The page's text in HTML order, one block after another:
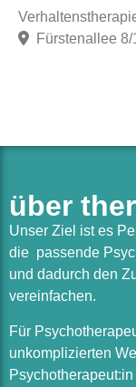
Fürstenallee
über
Unser Ziel ist es
die passende
und dadurch den
vereinfachen.
Für
unkomplizierten